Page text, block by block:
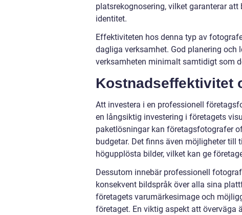
platsrekognosering, vilket garanterar
identitet.
Effektiviteten hos denna typ av
dagliga verksamhet. God planering
verksamheten minimalt samtidigt som
Kostnadseffektivitet
Att investera i en professionell
en långsiktig investering i företagets
paketlösningar kan företagsfotografer
budgetar. Det finns även möjligheter
högupplösta bilder, vilket kan ge
Dessutom innebär professionell
konsekvent bildspråk över alla sina
företagets varumärkesimage och
företaget. En viktig aspekt att överväga